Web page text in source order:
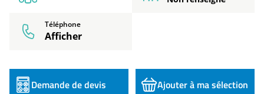
Téléphone
Afficher
Demande de devis Ajouter à ma sélection